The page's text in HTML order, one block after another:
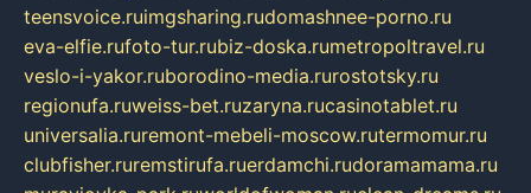
teensvoice.ruimgsharing.rudomashnee-porno.ru
eva-elfie.rufoto-tur.rubiz-doska.rumetropoltravel.ru
veslo-i-yakor.ruborodino-media.rurostotsky.ru
regionufa.ruweiss-bet.ruzaryna.rucasinotablet.ru
universalia.ruremont-mebeli-moscow.rutermomur.ru
clubfisher.ruremstirufa.ruerdamchi.rudoramamama.ru